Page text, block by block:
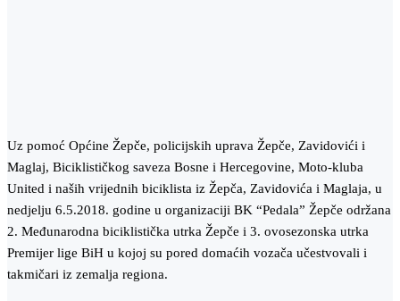
Uz pomoć Općine Žepče, policijskih uprava Žepče, Zavidovići i
Maglaj, Biciklističkog saveza Bosne i Hercegovine, Moto-kluba
United i naših vrijednih biciklista iz Žepča, Zavidovića i Maglaja, u
nedjelju 6.5.2018. godine u organizaciji BK “Pedala” Žepče održana
2. Međunarodna biciklistička utrka Žepče i 3. ovosezonska utrka
Premijer lige BiH u kojoj su pored domaćih vozača učestvovali i
takmičari iz zemalja regiona.